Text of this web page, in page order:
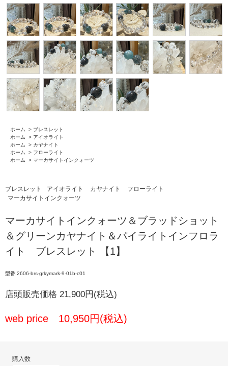
ホーム > ブレスレット
ホーム
> アイオライト
ホーム
> カヤナイト
ホーム
> フローライト
ホーム
> マーカサイトインクォーツ
ブレスレット アイオライト カヤナイト
フローライト
マーカサイトインクォーツ
マーカサイトインクォーツ＆ブラッドショット
＆グリーンカヤナイト＆パイライトインフロラ
イト ブレスレット 【1】
型番:2606-brs-grkymark-9-01b-c01
店頭販売価格 21,900円(税込)
web price 10,950円(税込)
購入数